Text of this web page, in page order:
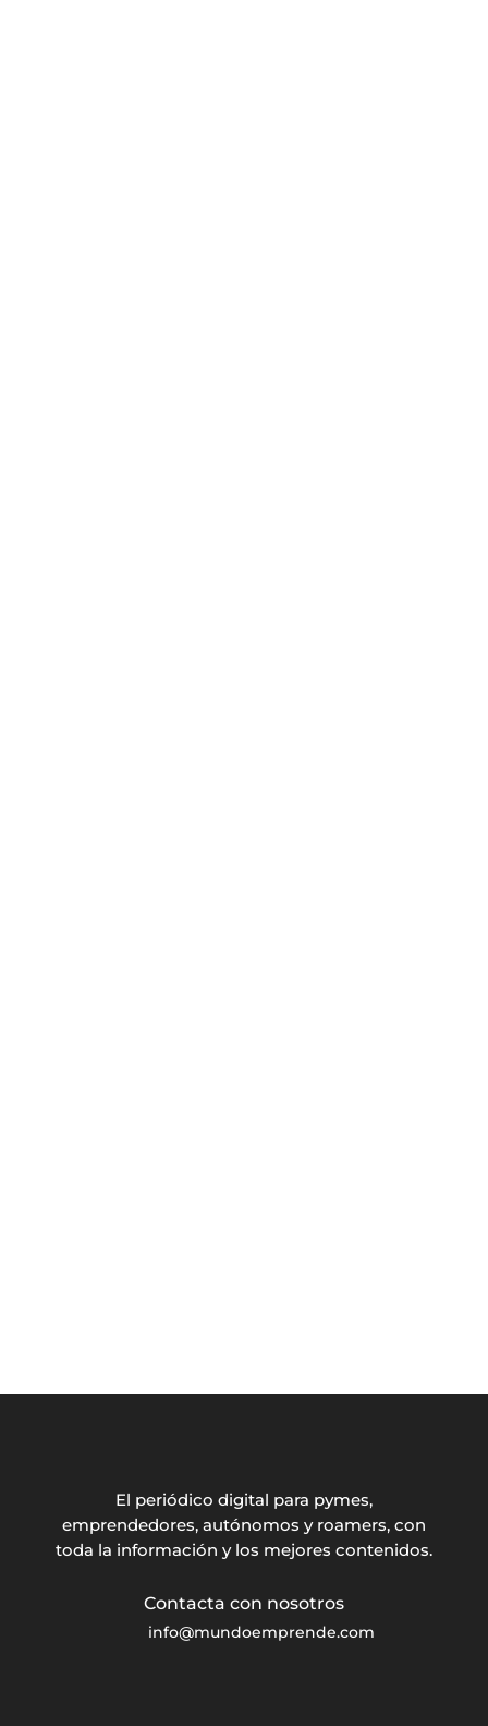
El periódico digital para pymes,
emprendedores, autónomos y roamers, con
toda la información y los mejores contenidos.
info@mundoemprende.com